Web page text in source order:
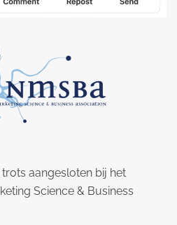
aangesloten bij het
Science & Business